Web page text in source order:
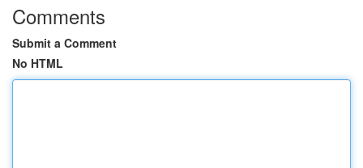
Comments
Submit a Comment
No HTML